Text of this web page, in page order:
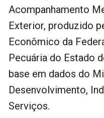
Acompanhamento
Exterior, produzido
Econômico da
Pecuária do Estado
base em dados do
Desenvolvimento,
Serviços.